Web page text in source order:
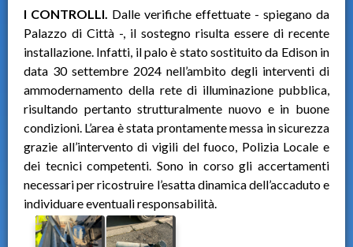
I CONTROLLI. Dalle verifiche effettuate - spiegano da
Palazzo di Città -, il sostegno risulta essere di recente
installazione. Infatti, il palo è stato sostituito da Edison in
data 30 settembre 2024 nell’ambito degli interventi di
ammodernamento della rete di illuminazione pubblica,
risultando pertanto strutturalmente nuovo e in buone
condizioni. L’area è stata prontamente messa in sicurezza
grazie all’intervento di vigili del fuoco, Polizia Locale e
dei tecnici competenti. Sono in corso gli accertamenti
necessari per ricostruire l’esatta dinamica dell’accaduto e
individuare eventuali responsabilità.